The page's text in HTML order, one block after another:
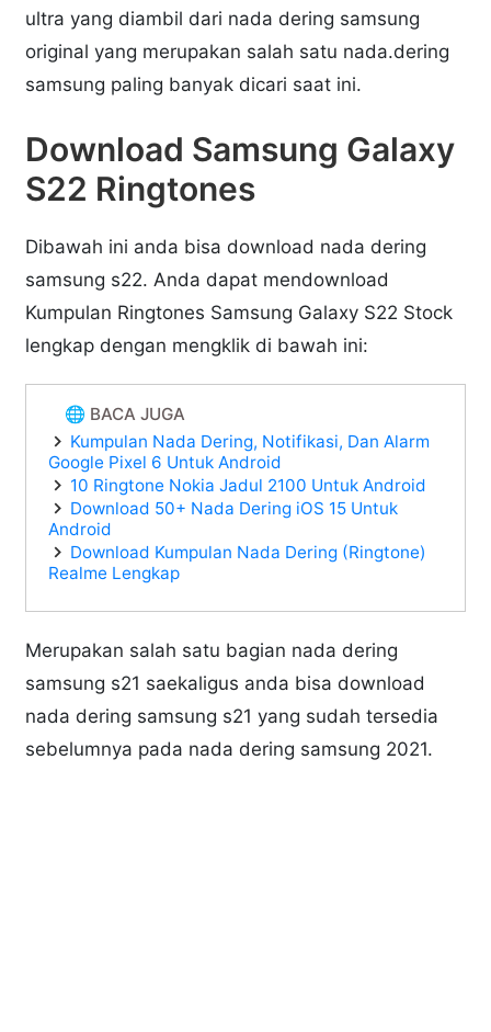
ultra yang diambil dari nada dering samsung
original yang merupakan salah satu nada.dering
samsung paling banyak dicari saat ini.
Download Samsung Galaxy
S22 Ringtones
Dibawah ini anda bisa download nada dering
samsung s22. Anda dapat mendownload
Kumpulan Ringtones Samsung Galaxy S22 Stock
lengkap dengan mengklik di bawah ini:
🌐 BACA JUGA
Kumpulan Nada Dering, Notifikasi, Dan Alarm
Google Pixel 6 Untuk Android
10 Ringtone Nokia Jadul 2100 Untuk Android
Download 50+ Nada Dering iOS 15 Untuk
Android
Download Kumpulan Nada Dering (Ringtone)
Realme Lengkap
Merupakan salah satu bagian nada dering
samsung s21 saekaligus anda bisa download
nada dering samsung s21 yang sudah tersedia
sebelumnya pada nada dering samsung 2021.